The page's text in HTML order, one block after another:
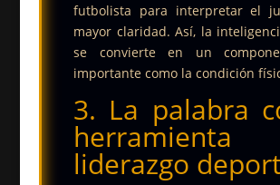
futbolista para interpretar el
mayor claridad. Así, la
se convierte en un
importante como la condición
3. La palabra
liderazgo